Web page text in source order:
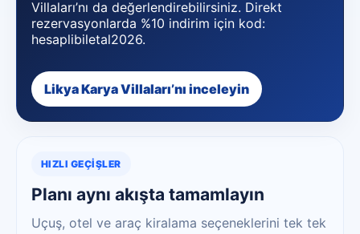
Villaları’nı da değerlendirebilirsiniz. Direkt
rezervasyonlarda %10 indirim için kod:
hesaplibiletal2026.
Likya Karya Villaları’nı inceleyin
HIZLI GEÇIŞLER
Planı aynı akışta tamamlayın
Uçuş, otel ve araç kiralama seçeneklerini tek tek